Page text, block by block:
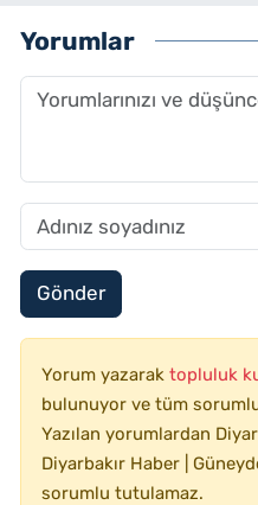
Yorumlar
Gönder
Yorum yazarak topluluk
bulunuyor ve tüm
Yazılan yorumlardan
Diyarbakır Haber |
sorumlu tutulamaz.